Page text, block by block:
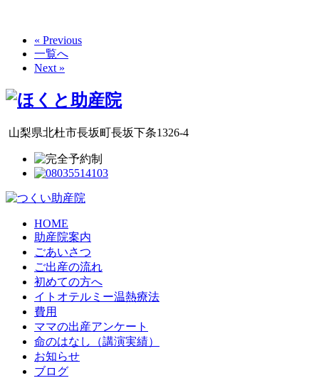
« Previous
一覧へ
Next »
山梨県北杜市長坂町長坂下条1326-4
HOME
助産院案内
ごあいさつ
ご出産の流れ
初めての方へ
イトオテルミー温熱療法
費用
ママの出産アンケート
命のはなし（講演実績）
お知らせ
ブログ